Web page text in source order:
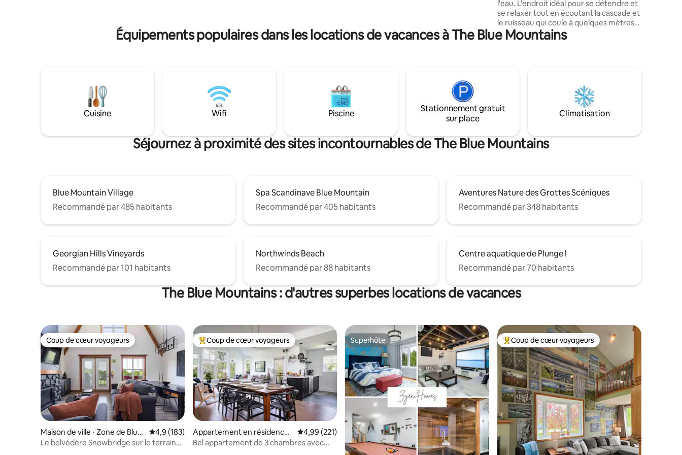
d'intimité et de détente.
moderne.
l'eau. L'endroit idéal pour se détendre et
se relaxer tout en écoutant la cascade et
le ruisseau qui coule à quelques mètres
de là. Si vous recherchez l'intimité et la
tranquillité ainsi que tous les plaisirs d'un
climatisation. Cuisine entièrement
équipée, deux chambres avec matelas
de qualité hôtelière et une salle de bains
qui respire le style et la décoration haut
Équipements populaires dans les locations de vacances à The Blue Mountains
Cuisine Wifi Piscine
Stationnement gratuit
sur place
Climatisation
Séjournez à proximité des sites incontournables de The Blue Mountains
Blue Mountain Village
Recommandé par 485 habitants
Spa Scandinave Blue Mountain
Recommandé par 405 habitants
Aventures Nature des Grottes Scéniques
Recommandé par 348 habitants
Georgian Hills Vineyards
Recommandé par 101 habitants
Northwinds Beach
Recommandé par 88 habitants
Centre aquatique de Plunge !
Recommandé par 70 habitants
The Blue Mountains : d'autres superbes locations de vacances
Coup de cœur voyageurs
Coup de cœur voyageurs
Maison de ville ⋅ Zone de Blue
Mountain
Évaluation moyenne sur la base de 183 commentaires : 4,9 sur 5
4,9 (183)
Le belvédère Snowbridge sur le terrain
Coups de cœur voyageurs les plus appréciés
Coup de cœur voyageurs
Appartement en résidence ⋅
Zone de Blue Mountain
Évaluation moyenne sur la base de 221 commentaires : 4,99 sur 5
4,99 (221)
Bel appartement de 3 chambres avec
Superhôte
Superhôte Coups de cœur voyageurs les plus appréciés
Coup de cœur voyageurs